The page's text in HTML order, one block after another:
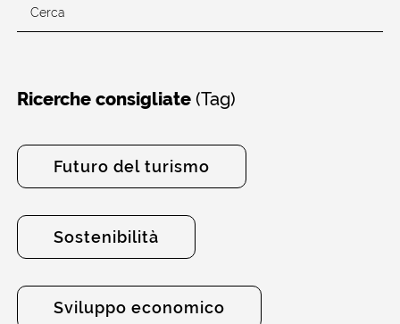
Ricerche consigliate(Tag)
Futuro del turismo
Sostenibilità
Sviluppo economico